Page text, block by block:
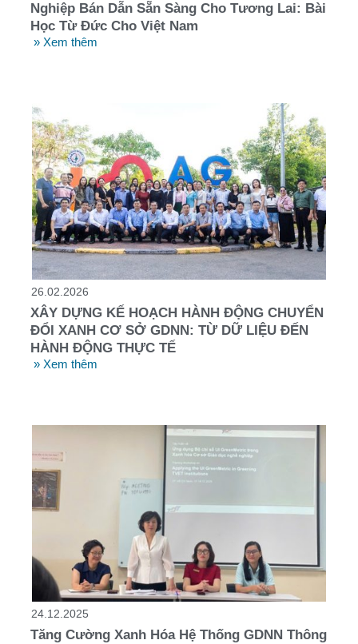
Nghiệp Bán Dẫn Sẵn Sàng Cho Tương Lai: Bài
Học Từ Đức Cho Việt Nam
» Xem thêm
26.02.2026
XÂY DỰNG KẾ HOẠCH HÀNH ĐỘNG CHUYỂN
ĐỔI XANH CƠ SỞ GDNN: TỪ DỮ LIỆU ĐẾN
HÀNH ĐỘNG THỰC TẾ
» Xem thêm
24.12.2025
Tăng Cường Xanh Hóa Hệ Thống GDNN Thông